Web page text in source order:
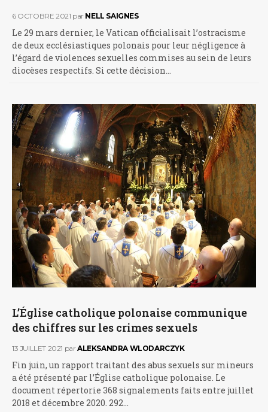
6 OCTOBRE 2021 par NELL SAIGNES
Le 29 mars dernier, le Vatican officialisait l’ostracisme
de deux ecclésiastiques polonais pour leur négligence à
l’égard de violences sexuelles commises au sein de leurs
diocèses respectifs. Si cette décision…
L’Église catholique polonaise communique
des chiffres sur les crimes sexuels
13 JUILLET 2021 parALEKSANDRA WLODARCZYK
Fin juin, un rapport traitant des abus sexuels sur mineurs
a été présenté par l’Église catholique polonaise. Le
document répertorie 368 signalements faits entre juillet
2018 et décembre 2020. 292…